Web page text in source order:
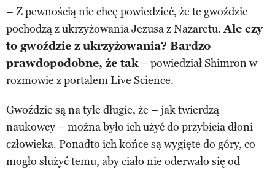
– Z pewnością nie chcę powiedzieć, że te gwoździe
pochodzą z ukrzyżowania Jezusa z Nazaretu.Ale czy
to gwoździe z ukrzyżowania? Bardzo
prawdopodobne, że tak– powiedział Shimron w
rozmowie z portalem Live Science.
Gwoździe są na tyle długie, że – jak twierdzą
naukowcy – można było ich użyć do przybicia dłoni
człowieka. Ponadto ich końce są wygięte do góry, co
mogło służyć temu, aby ciało nie oderwało się od